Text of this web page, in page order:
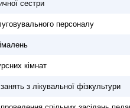
сестри
персоналу
кімнат
з лікувальної фізкультури